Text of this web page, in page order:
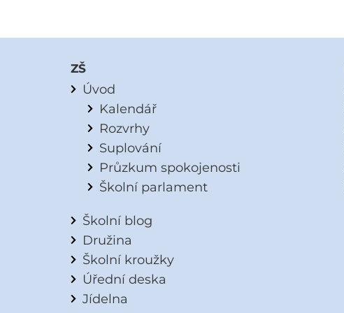
ZŠ
Úvod
Kalendář
Rozvrhy
Suplování
Průzkum spokojenosti
Školní parlament
Školní blog
Družina
Školní kroužky
Úřední deska
Jídelna